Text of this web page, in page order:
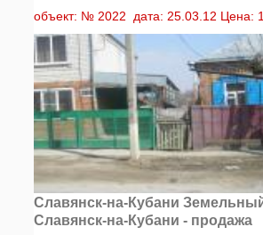
объект: № 2022 дата: 25.03.12 Цена:
Славянск-на-Кубани
Славянск-на-Кубани - продажа